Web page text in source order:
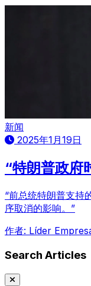
新闻
2025年1月19日
“特朗普政府
“前总统特朗普支持
序取消的影响。”
作者: Líder
Search Articles